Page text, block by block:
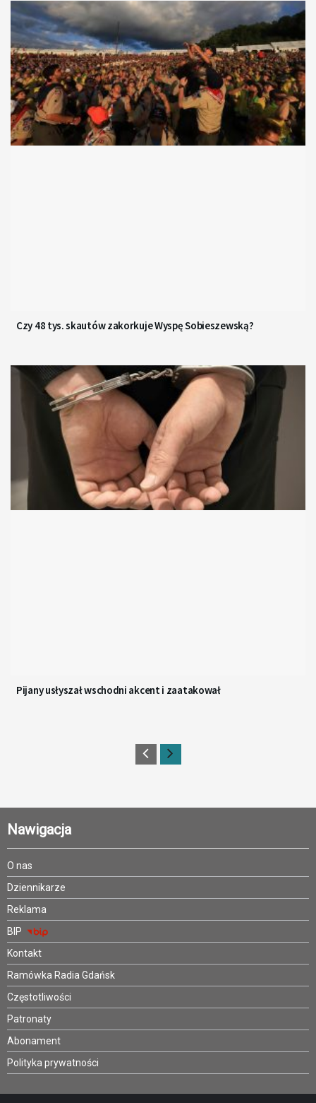
Czy 48 tys. skautów zakorkuje Wyspę Sobieszewską?
Pijany usłyszał wschodni akcent i zaatakował
Nawigacja
O nas
Dziennikarze
Reklama
BIP
Kontakt
Ramówka Radia Gdańsk
Częstotliwości
Patronaty
Abonament
Polityka prywatności